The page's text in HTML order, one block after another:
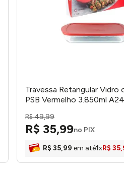
Travessa Retangular Vidro
PSB Vermelho 3.850ml
R$49,99
R$ 35,99no PIX
R$ 35,99 em até1xR$ 35,